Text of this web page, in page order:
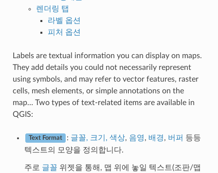
렌더링 탭
라벨 옵션
피처 옵션
Labels are textual information you can display on maps.
They add details you could not necessarily represent
using symbols, and may refer to vector features, raster
cells, mesh elements, or simple annotations on the
map… Two types of text-related items are available in
QGIS:
Text Format : 글꼴, 크기, 색상, 음영, 배경, 버퍼 등등
텍스트의 모양을 정의합니다.
주로 글꼴 위젯을 통해, 맵 위에 놓일 텍스트(조판/맵